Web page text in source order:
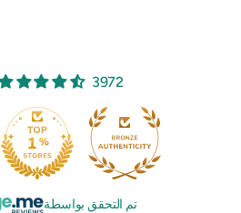
3972 مراجعة
تم التحقق بواسطة